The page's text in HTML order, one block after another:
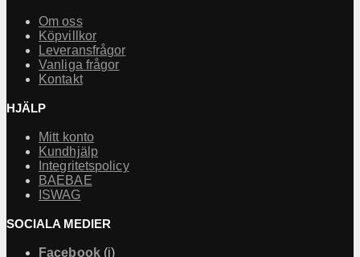
Om oss
Köpvillkor
Leveransfrågor
Vanliga frågor
Kontakt
HJÄLP
Mitt konto
Kundhjälp
Integritetspolicy
BAEBAE
ISWAG
SOCIALA MEDIER
Facebook(i)